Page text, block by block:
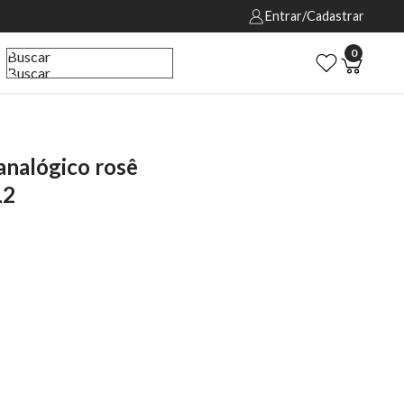
Entrar/Cadastrar
Buscar
Buscar
0
rosê